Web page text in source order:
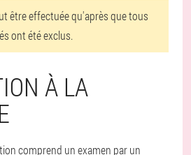
être effectuée qu'après que tous
ont été exclus.
À LA
comprend un examen par un